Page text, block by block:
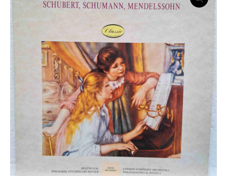
Schumann,
Medelssohn
-
Disc
VINIL
VG+